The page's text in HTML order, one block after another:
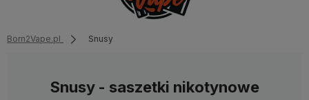
Born2Vape.pl Snusy
Snusy - saszetki nikotynowe